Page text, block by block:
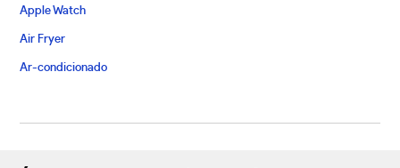
Apple Watch
Air Fryer
Ar-condicionado